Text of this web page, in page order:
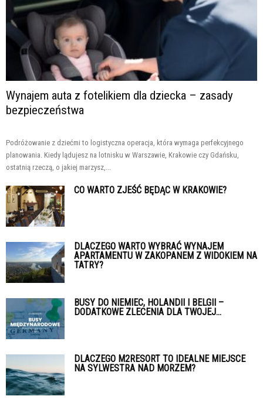
Wynajem auta z fotelikiem dla dziecka – zasady
bezpieczeństwa
Podróżowanie z dziećmi to logistyczna operacja, która wymaga perfekcyjnego
planowania. Kiedy lądujesz na lotnisku w Warszawie, Krakowie czy Gdańsku,
ostatnią rzeczą, o jakiej marzysz,...
CO WARTO ZJEŚĆ BĘDĄC W KRAKOWIE?
DLACZEGO WARTO WYBRAĆ WYNAJEM
APARTAMENTU W ZAKOPANEM Z WIDOKIEM NA
TATRY?
BUSY DO NIEMIEC, HOLANDII I BELGII –
DODATKOWE ZLECENIA DLA TWOJEJ...
DLACZEGO M2RESORT TO IDEALNE MIEJSCE
NA SYLWESTRA NAD MORZEM?